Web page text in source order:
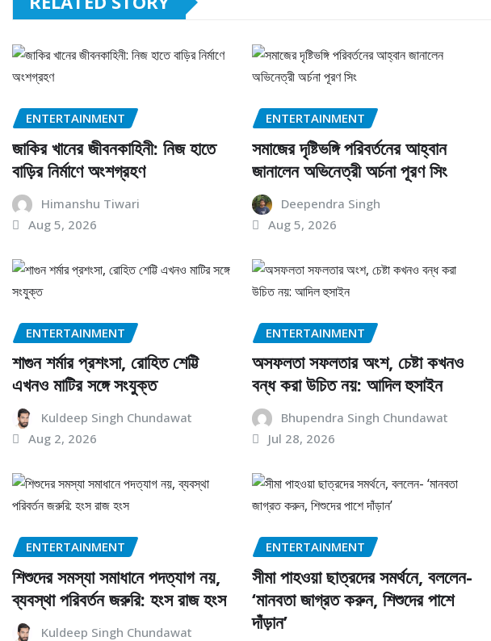
ENTERTAINMENT
জাকির খানের জীবনকাহিনী: নিজ হাতে
বাড়ির নির্মাণে অংশগ্রহণ
Himanshu Tiwari
Aug 5, 2026
ENTERTAINMENT
সমাজের দৃষ্টিভঙ্গি পরিবর্তনের আহ্বান
জানালেন অভিনেত্রী অর্চনা পূরণ সিং
Deependra Singh
Aug 5, 2026
ENTERTAINMENT
শাগুন শর্মার প্রশংসা, রোহিত শেট্টি
এখনও মাটির সঙ্গে সংযুক্ত
Kuldeep Singh Chundawat
Aug 2, 2026
ENTERTAINMENT
অসফলতা সফলতার অংশ, চেষ্টা কখনও
বন্ধ করা উচিত নয়: আদিল হুসাইন
Bhupendra Singh Chundawat
Jul 28, 2026
ENTERTAINMENT
শিশুদের সমস্যা সমাধানে পদত্যাগ নয়,
ব্যবস্থা পরিবর্তন জরুরি: হংস রাজ হংস
Kuldeep Singh Chundawat
ENTERTAINMENT
সীমা পাহওয়া ছাত্রদের সমর্থনে, বললেন-
‘মানবতা জাগ্রত করুন, শিশুদের পাশে
দাঁড়ান’